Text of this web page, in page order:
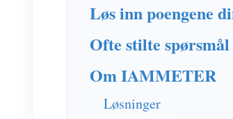
Løs inn poengene
Ofte stilte
Om IAMMETER
Løsninger